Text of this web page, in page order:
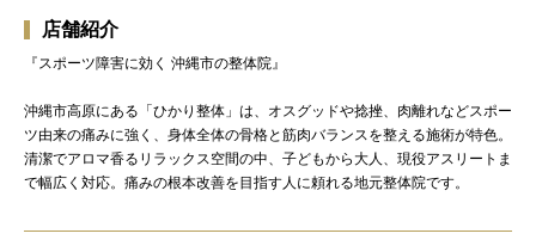
店舗紹介
『スポーツ障害に効く 沖縄市の整体院』
沖縄市高原にある「ひかり整体」は、オスグッドや捻挫、肉離れなどスポー
ツ由来の痛みに強く、身体全体の骨格と筋肉バランスを整える施術が特色。
清潔でアロマ香るリラックス空間の中、子どもから大人、現役アスリートま
で幅広く対応。痛みの根本改善を目指す人に頼れる地元整体院です。